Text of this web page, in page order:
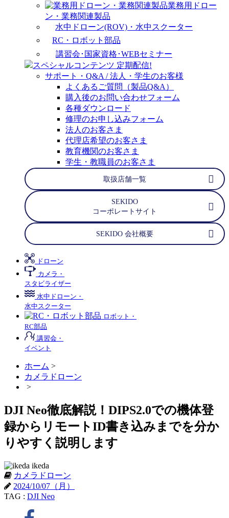
業務用ドロー
ン・業務関連製品
水中ドローン(ROV)・水中スクーター
RC・ロボット部品
講習会･国家資格･WEBセミナー
スペシャルコンテンツ 定期配信!
サポート・Q&A / 法人・学生のお客様
よくあるご質問（製品Q&A）
購入後のお問い合わせフォーム
各種ダウンロード
修理のお申し込みフォーム
法人のお客さま
代理店希望のお客さま
教育機関のお客さま
学生・教職員のお客さま
取扱店舗一覧
SEKIDO
コーポレートサイト
SEKIDO 会社概要
ドローン
カメラ・
スタビライザー
水中ドローン・
水中スクーター
ロボット・
RC部品
講習会・
イベント
ホーム >
カメラドローン
>
DJI Neo徹底解説！DIPS2.0での機体登
録からリモートID書き込みまでを分か
りやすく説明します
ikeda
カメラドローン
2024/10/07（月）
TAG : DJI Neo